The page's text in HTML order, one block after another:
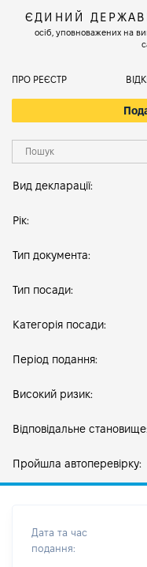
ЄДИНИЙ
осіб, уповноважених на
ПРО РЕЄСТР
Вид декларації:
Рік:
Тип документа:
Тип посади:
Категорія посади:
Період подання:
Високий ризик:
Відповідальне
Пройшла автоперевірку:
Дата та час
подання: